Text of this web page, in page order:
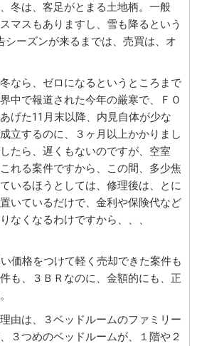
冬は、客足がとまる土地柄。一般
マスもありますし、雪も降るという
シーズンが来るまでは、売買は、オ
なら、ゼロになるというところまで
中で報道された今年の厳寒で、ＦＯ
げた11月末以降、内見自体が少な
立するのに、３ヶ月以上かかりまし
たら、遅くもないのですが、空室
れる案件ですから、この間、多少焦
いるほうとしては、修理後は、とに
いているだけで、金利や保険代など
なくなるわけですから、、、
価格をつけて軽く売却できた案件も
も、３ＢＲなのに、金額的にも、正
由は、３ベッドルームのファミリー
３つめのベッドルームが、１階や２